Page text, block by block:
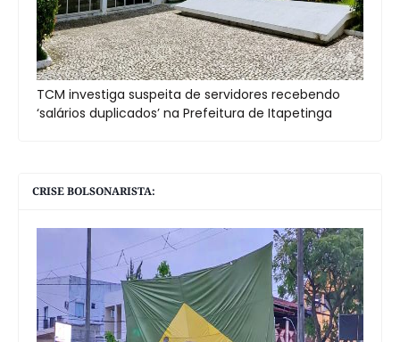
TCM investiga suspeita de servidores recebendo
‘salários duplicados’ na Prefeitura de Itapetinga
CRISE BOLSONARISTA: